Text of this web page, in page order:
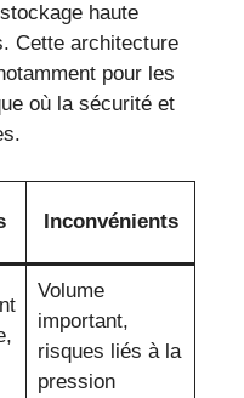
haute
Cette architecture
pour les
où la sécurité et
Inconvénients
Volume
important,
risques liés à la
pression